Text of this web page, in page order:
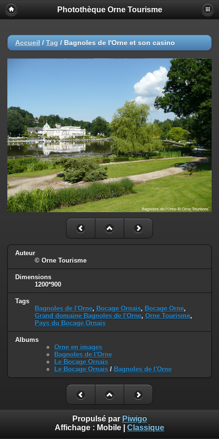
Photothèque Orne Tourisme
Accueil / Tag / Bagnoles de l'Orne et son casino
Auteur
© Orne Tourisme
Dimensions
1200*900
Tags
Bagnoles de l'Orne, Bocage Ornais, Bocage Orne,
Grand domaine Bagnoles de l'Orne, Orne Tourisme,
Pays du Bocage Ornais
Albums
Orne en images
Bagnoles de l'Orne
Le Bocage Ornais
Le Bocage Ornais / Bagnoles de l'Orne
Propulsé par Piwigo
Affichage : Mobile Classique